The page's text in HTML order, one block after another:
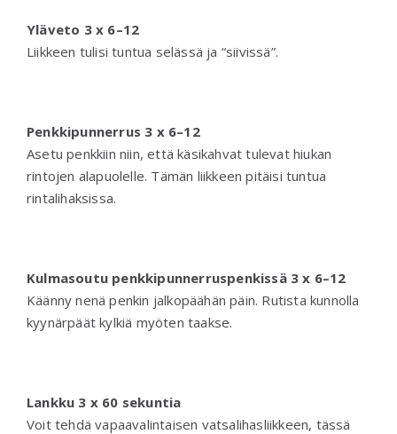
Yläveto 3 x 6–12
Liikkeen tulisi tuntua selässä ja “siivissä”.
Penkkipunnerrus 3 x 6–12
Asetu penkkiin niin, että käsikahvat tulevat hiukan
rintojen alapuolelle. Tämän liikkeen pitäisi tuntua
rintalihaksissa.
Kulmasoutu penkkipunnerruspenkissä 3 x 6–12
Käänny nenä penkin jalkopäähän päin. Rutista kunnolla
kyynärpäät kylkiä myöten taakse.
Lankku 3 x 60 sekuntia
Voit tehdä vapaavalintaisen vatsalihasliikkeen, tässä